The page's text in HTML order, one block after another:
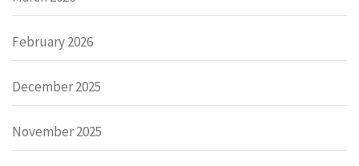
February 2026
December 2025
November 2025